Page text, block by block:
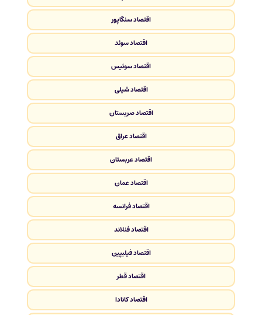
اقتصاد سنگاپور
اقتصاد سوئد
اقتصاد سوئیس
اقتصاد شیلی
اقتصاد صربستان
اقتصاد عراق
اقتصاد عربستان
اقتصاد عمان
اقتصاد فرانسه
اقتصاد فنلاند
اقتصاد فیلیپین
اقتصاد قطر
اقتصاد کانادا